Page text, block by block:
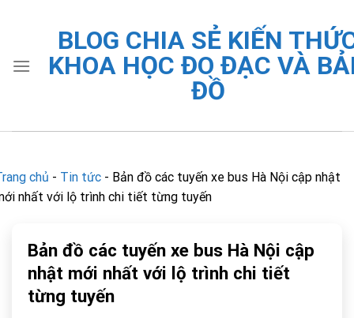
BLOG CHIA SẺ KIẾN
KHOA HỌC ĐO ĐẠC VÀ
ĐỒ
chủ - Tin tức - Bản đồ các tuyến xe bus Hà Nội cập nhật
nhất với lộ trình chi tiết từng tuyến
Bản đồ các tuyến xe bus Hà Nội cập
nhật mới nhất với lộ trình chi tiết
từng tuyến